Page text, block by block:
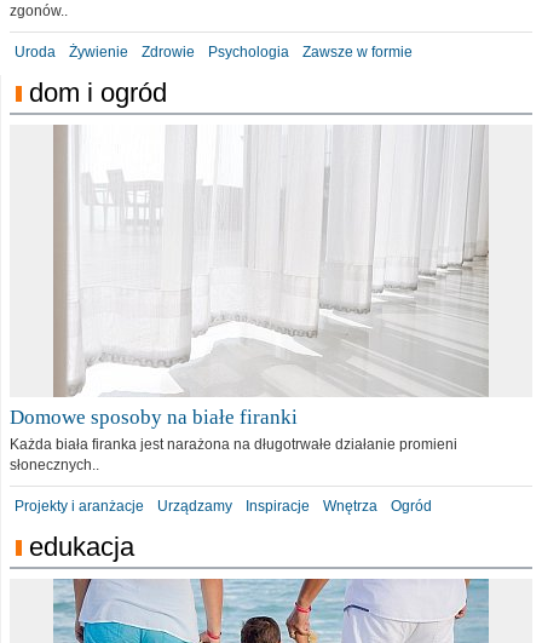
zgonów..
Uroda Żywienie Zdrowie Psychologia Zawsze w formie
dom i ogród
Domowe sposoby na białe firanki
Każda biała firanka jest narażona na długotrwałe działanie promieni
słonecznych..
Projekty i aranżacje Urządzamy Inspiracje Wnętrza Ogród
edukacja